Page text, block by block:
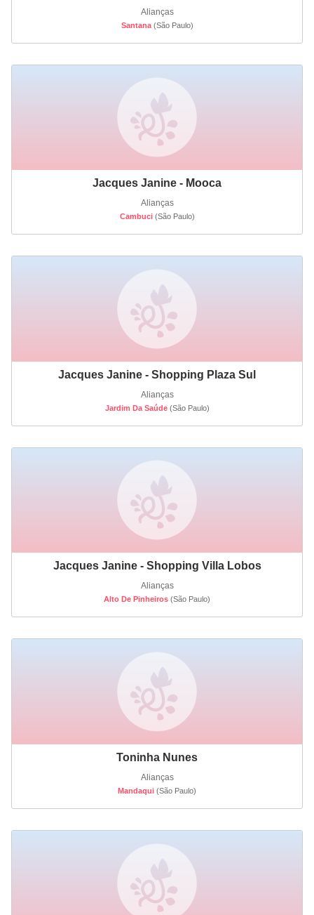
Alianças
Santana(São Paulo)
Jacques Janine - Mooca
Alianças
Cambuci(São Paulo)
Jacques Janine - Shopping Plaza Sul
Alianças
Jardim Da Saúde(São Paulo)
Jacques Janine - Shopping Villa Lobos
Alianças
Alto De Pinheiros (São Paulo)
Toninha Nunes
Alianças
Mandaqui (São Paulo)